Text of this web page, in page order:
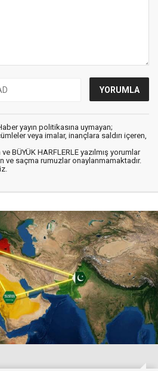
yayın politikasına uymayan;
veya imalar, inançlara saldırı içeren,
BÜYÜK HARFLERLE yazılmış yorumlar
ve saçma rumuzlar onaylanmamaktadır.